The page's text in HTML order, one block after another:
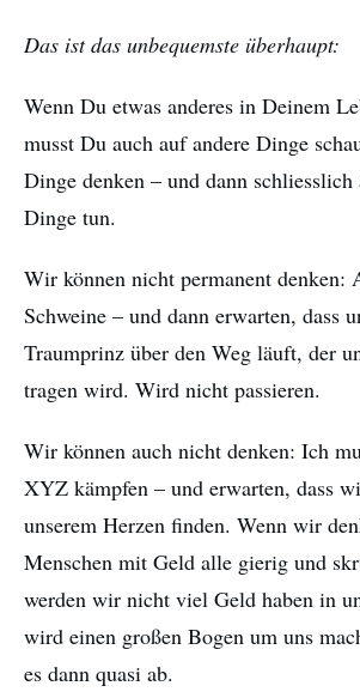
Das ist das unbequemste überhaupt:
Wenn Du etwas anderes in Deinem
musst Du auch auf andere Dinge
Dinge denken – und dann schliesslich
Dinge tun.
Wir können nicht permanent denken:
Schweine – und dann erwarten, dass
Traumprinz über den Weg läuft, der
tragen wird. Wird nicht passieren.
Wir können auch nicht denken: Ich
XYZ kämpfen – und erwarten, dass
unserem Herzen finden. Wenn wir
Menschen mit Geld alle gierig und
werden wir nicht viel Geld haben in
wird einen großen Bogen um uns
es dann quasi ab.